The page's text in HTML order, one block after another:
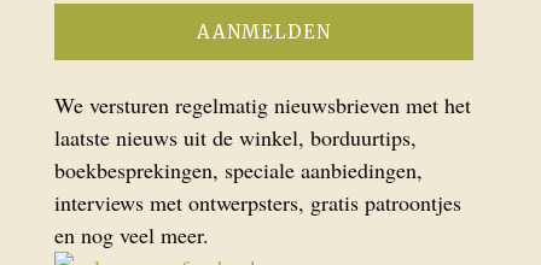
We versturen regelmatig nieuwsbrieven met het
laatste nieuws uit de winkel, borduurtips,
boekbesprekingen, speciale aanbiedingen,
interviews met ontwerpsters, gratis patroontjes
en nog veel meer.